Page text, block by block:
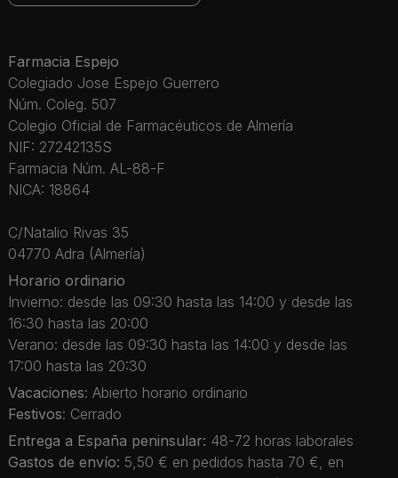
Farmacia Espejo
Colegiado Jose Espejo Guerrero
Núm. Coleg. 507
Colegio Oficial de Farmacéuticos de Almería
NIF: 27242135S
Farmacia Núm. AL-88-F
NICA: 18864
C/Natalio Rivas 35
04770 Adra (Almería)
Horario ordinario
Invierno: desde las 09:30 hasta las 14:00 y desde las
16:30 hasta las 20:00
Verano: desde las 09:30 hasta las 14:00 y desde las
17:00 hasta las 20:30
Vacaciones: Abierto horario ordinario
Festivos: Cerrado
Entrega a España peninsular: 48-72 horas laborales
Gastos de envío: 5,50 € en pedidos hasta 70 €, en